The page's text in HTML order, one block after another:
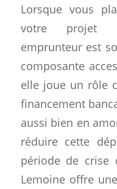
Lorsque vous
votre projet
emprunteur est
composante
elle joue un rôle
financement
aussi bien en
réduire cette
période de crise
Lemoine offre